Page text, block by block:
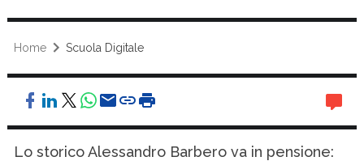
Home Scuola Digitale
Lo storico Alessandro Barbero va in pensione: